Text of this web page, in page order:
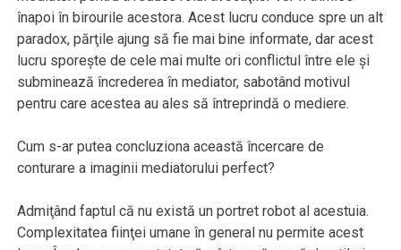
înapoi în birourile acestora. Acest lucru conduce spre un alt
paradox, părţile ajung să fie mai bine informate, dar acest
lucru sporeşte de cele mai multe ori conflictul între ele şi
subminează încrederea în mediator, sabotând motivul
pentru care acestea au ales să întreprindă o mediere.
Cum s-ar putea concluziona această încercare de
conturare a imaginii mediatorului perfect?
Admiţând faptul că nu există un portret robot al acestuia.
Complexitatea fiinţei umane în general nu permite acest